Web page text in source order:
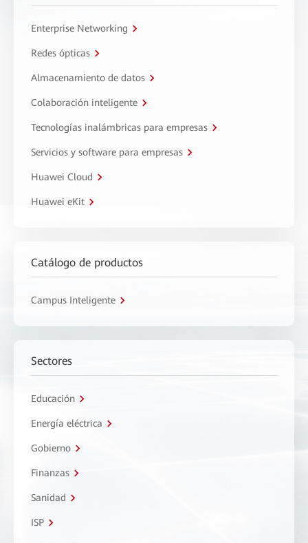
Enterprise Networking
Redes ópticas
Almacenamiento de datos
Colaboración inteligente
Tecnologías inalámbricas para empresas
Servicios y software para empresas
Huawei Cloud
Huawei eKit
Catálogo de productos
Campus Inteligente
Sectores
Educación
Energía eléctrica
Gobierno
Finanzas
Sanidad
ISP